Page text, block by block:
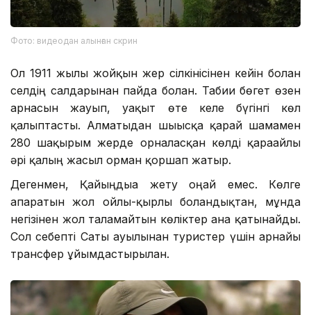
Фото: видеодан алынған скрин
Ол 1911 жылғы жойқын жер сілкінісінен кейін болған
селдің салдарынан пайда болған. Табиғи бөгет өзен
арнасын жауып, уақыт өте келе бүгінгі көл
қалыптасты. Алматыдан шығысқа қарай шамамен
280 шақырым жерде орналасқан көлді қарағайлы
әрі қалың жасыл орман қоршап жатыр.
Дегенмен, Қайыңдыға жету оңай емес. Көлге
апаратын жол ойлы-қырлы болғандықтан, мұнда
негізінен жол талғамайтын көліктер ғана қатынайды.
Сол себепті Саты ауылынан туристер үшін арнайы
трансфер ұйымдастырылған.